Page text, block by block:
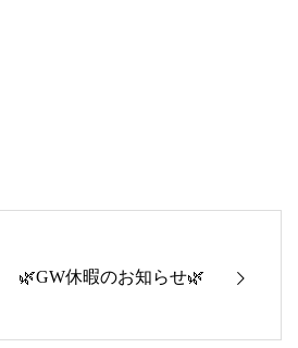
🌿GW休暇のお知らせ🌿